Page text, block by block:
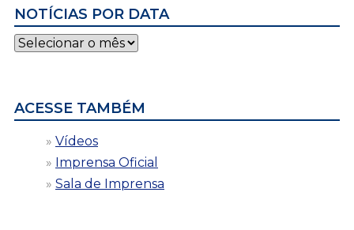
NOTÍCIAS POR DATA
Notícias
por
ACESSE TAMBÉM
Vídeos
Imprensa Oficial
Sala de Imprensa